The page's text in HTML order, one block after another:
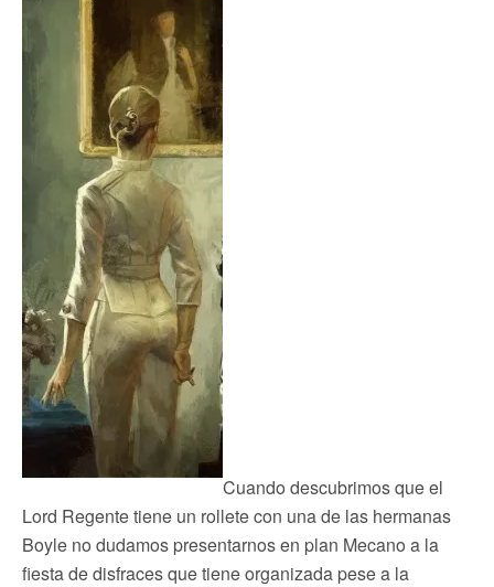
Cuando descubrimos que el
Lord Regente tiene un rollete con una de las hermanas
Boyle no dudamos presentarnos en plan Mecano a la
fiesta de disfraces que tiene organizada pese a la